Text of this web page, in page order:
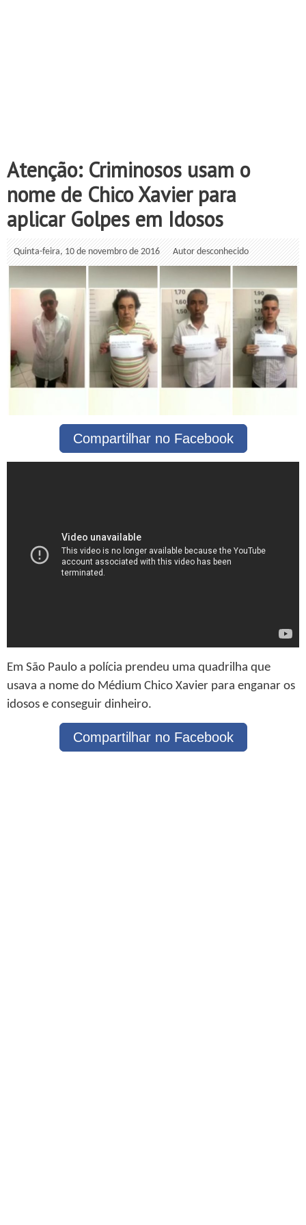
Atenção: Criminosos usam o
nome de Chico Xavier para
aplicar Golpes em Idosos
Quinta-feira, 10 de novembro de 2016 Autor desconhecido
Compartilhar no Facebook
Em São Paulo a polícia prendeu uma quadrilha que
usava a nome do Médium Chico Xavier para enganar os
idosos e conseguir dinheiro.
Compartilhar no Facebook